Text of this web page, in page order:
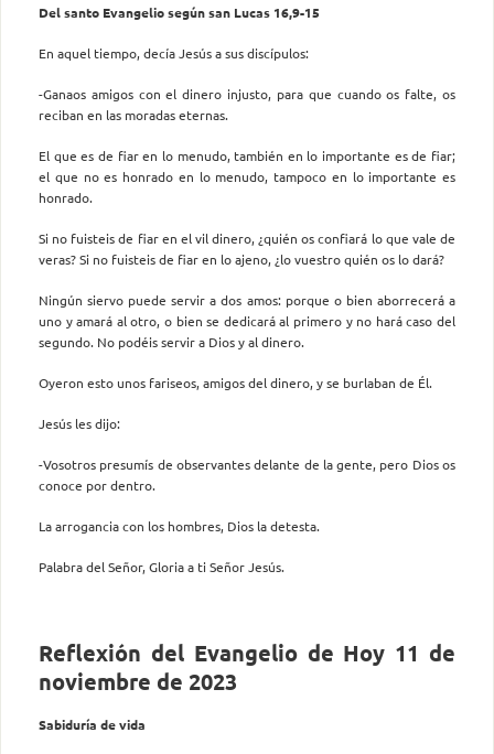
Del santo Evangelio según san Lucas 16,9-15
En aquel tiempo, decía Jesús a sus discípulos:
-Ganaos amigos con el dinero injusto, para que cuando os falte, os
reciban en las moradas eternas.
El que es de fiar en lo menudo, también en lo importante es de fiar;
el que no es honrado en lo menudo, tampoco en lo importante es
honrado.
Si no fuisteis de fiar en el vil dinero, ¿quién os confiará lo que vale de
veras? Si no fuisteis de fiar en lo ajeno, ¿lo vuestro quién os lo dará?
Ningún siervo puede servir a dos amos: porque o bien aborrecerá a
uno y amará al otro, o bien se dedicará al primero y no hará caso del
segundo. No podéis servir a Dios y al dinero.
Oyeron esto unos fariseos, amigos del dinero, y se burlaban de Él.
Jesús les dijo:
-Vosotros presumís de observantes delante de la gente, pero Dios os
conoce por dentro.
La arrogancia con los hombres, Dios la detesta.
Palabra del Señor, Gloria a ti Señor Jesús.
Reflexión del Evangelio de Hoy 11 de
noviembre de 2023
Sabiduría de vida